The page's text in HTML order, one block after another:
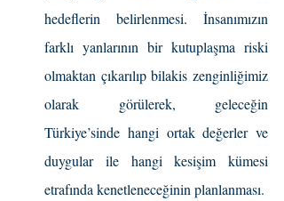
hedeflerin belirlenmesi. İnsanımızın
farklı yanlarının bir kutuplaşma riski
olmaktan çıkarılıp bilakis zenginliğimiz
olarak görülerek, geleceğin
Türkiye’sinde hangi ortak değerler ve
duygular ile hangi kesişim kümesi
etrafında kenetleneceğinin planlanması.